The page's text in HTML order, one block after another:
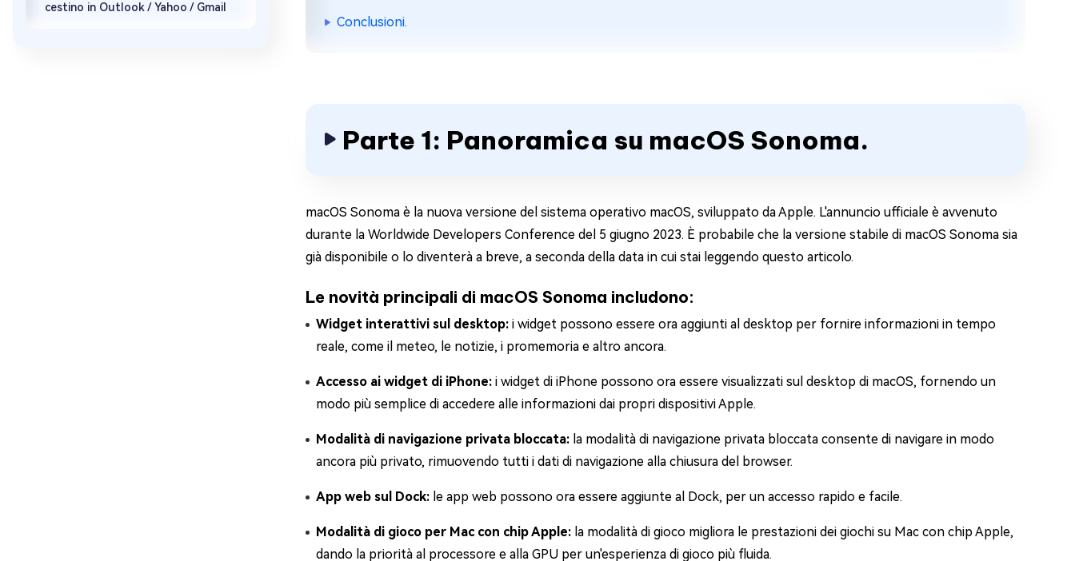
cestino in Outlook / Yahoo / Gmail
Conclusioni.
Parte 1: Panoramica su macOS Sonoma.
macOS Sonoma è la nuova versione del sistema operativo macOS, sviluppato da Apple. L'annuncio ufficiale è avvenuto
durante la Worldwide Developers Conference del 5 giugno 2023. È probabile che la versione stabile di macOS Sonoma sia
già disponibile o lo diventerà a breve, a seconda della data in cui stai leggendo questo articolo.
Le novità principali di macOS Sonoma includono:
Widget interattivi sul desktop: i widget possono essere ora aggiunti al desktop per fornire informazioni in tempo
reale, come il meteo, le notizie, i promemoria e altro ancora.
Accesso ai widget di iPhone: i widget di iPhone possono ora essere visualizzati sul desktop di macOS, fornendo un
modo più semplice di accedere alle informazioni dai propri dispositivi Apple.
Modalità di navigazione privata bloccata: la modalità di navigazione privata bloccata consente di navigare in modo
ancora più privato, rimuovendo tutti i dati di navigazione alla chiusura del browser.
App web sul Dock: le app web possono ora essere aggiunte al Dock, per un accesso rapido e facile.
Modalità di gioco per Mac con chip Apple: la modalità di gioco migliora le prestazioni dei giochi su Mac con chip Apple,
dando la priorità al processore e alla GPU per un'esperienza di gioco più fluida.